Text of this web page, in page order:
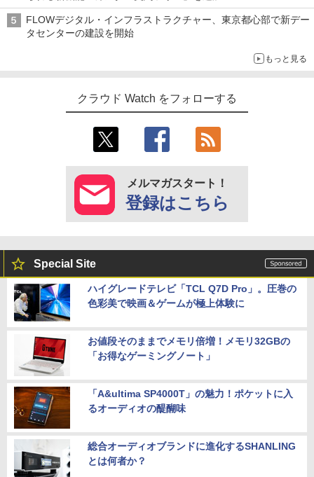
FLOWデジタル・インフラストラクチャー、東京都心部で新デー
タセンターの建設を開始
もっと見る
クラウド Watch をフォローする
メルマガスタート！
登録はこちら
Special Site
ハイグレードテレビ「TCL Q7D Pro」。圧巻の
色彩美で映画＆ゲームが極上体験に
お値段そのままでメモリ倍増！メモリ32GBの
「お得なゲーミングノート」
「A&ultima SP4000T」の魅力！ポケットに入
るオーディオの醍醐味
総合オーディオブランドに進化するSHANLING
とは何者か？